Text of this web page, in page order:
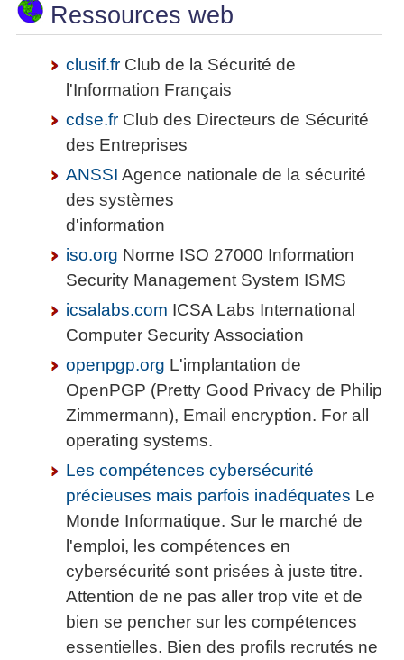
Ressources web
clusif.fr Club de la Sécurité de
l'Information Français
cdse.fr Club des Directeurs de Sécurité
des Entreprises
ANSSI Agence nationale de la sécurité
des systèmes
d'information
iso.org Norme ISO 27000 Information
Security Management System ISMS
icsalabs.com ICSA Labs International
Computer Security Association
openpgp.org L'implantation de
OpenPGP (Pretty Good Privacy de Philip
Zimmermann), Email encryption. For all
operating systems.
Les compétences cybersécurité
précieuses mais parfois inadéquates Le
Monde Informatique. Sur le marché de
l'emploi, les compétences en
cybersécurité sont prisées à juste titre.
Attention de ne pas aller trop vite et de
bien se pencher sur les compétences
essentielles. Bien des profils recrutés ne